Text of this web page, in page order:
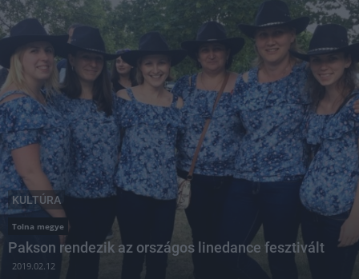
KULTÚRA
Tolna megye
Pakson rendezik az országos linedance fesztivált
2019.02.12